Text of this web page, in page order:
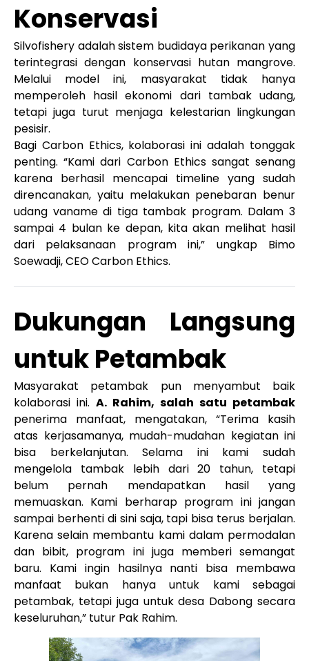
Konservasi
Silvofishery adalah sistem budidaya perikanan yang
terintegrasi dengan konservasi hutan mangrove.
Melalui model ini, masyarakat tidak hanya
memperoleh hasil ekonomi dari tambak udang,
tetapi juga turut menjaga kelestarian lingkungan
pesisir.
Bagi Carbon Ethics, kolaborasi ini adalah tonggak
penting. “Kami dari Carbon Ethics sangat senang
karena berhasil mencapai timeline yang sudah
direncanakan, yaitu melakukan penebaran benur
udang vaname di tiga tambak program. Dalam 3
sampai 4 bulan ke depan, kita akan melihat hasil
dari pelaksanaan program ini,” ungkap Bimo
Soewadji, CEO Carbon Ethics.
Dukungan Langsung
untuk Petambak
Masyarakat petambak pun menyambut baik
kolaborasi ini. A. Rahim, salah satu petambak
penerima manfaat, mengatakan, “Terima kasih
atas kerjasamanya, mudah-mudahan kegiatan ini
bisa berkelanjutan. Selama ini kami sudah
mengelola tambak lebih dari 20 tahun, tetapi
belum pernah mendapatkan hasil yang
memuaskan. Kami berharap program ini jangan
sampai berhenti di sini saja, tapi bisa terus berjalan.
Karena selain membantu kami dalam permodalan
dan bibit, program ini juga memberi semangat
baru. Kami ingin hasilnya nanti bisa membawa
manfaat bukan hanya untuk kami sebagai
petambak, tetapi juga untuk desa Dabong secara
keseluruhan,” tutur Pak Rahim.